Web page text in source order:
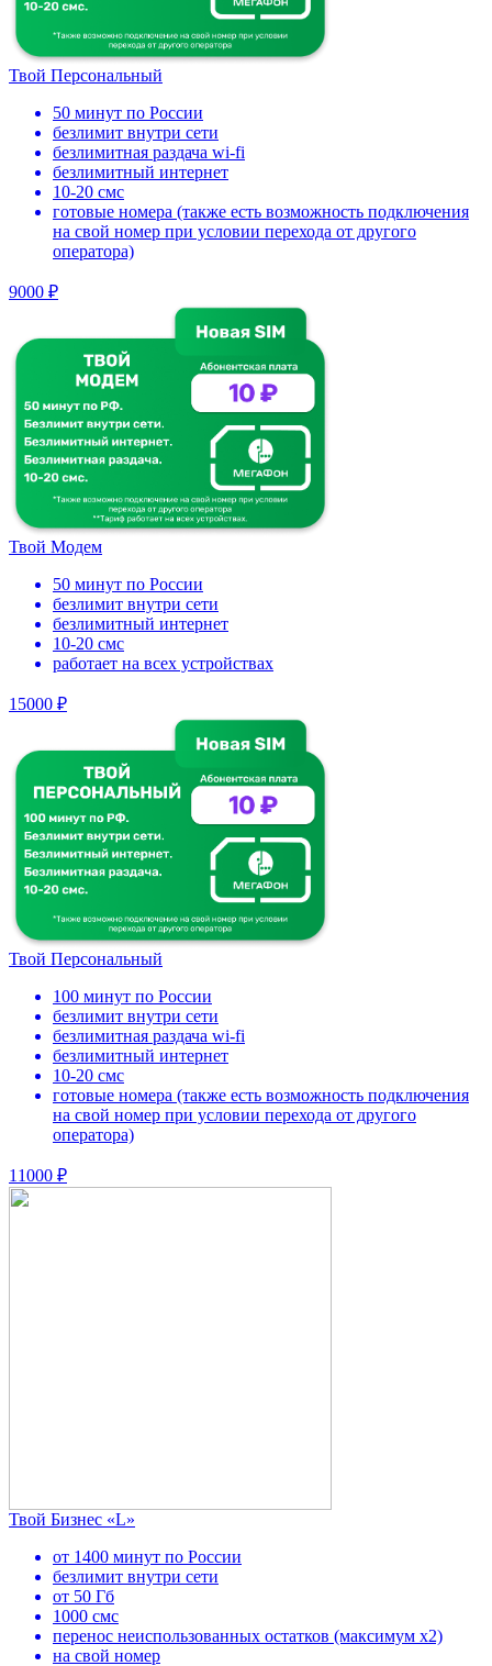
Твой Персональный
50 минут по России
безлимит внутри сети
безлимитная раздача wi-fi
безлимитный интернет
10-20 смс
готовые номера (также есть возможность подключения
на свой номер при условии перехода от другого
оператора)
9000 ₽
Твой Модем
50 минут по России
безлимит внутри сети
безлимитный интернет
10-20 смс
работает на всех устройствах
15000 ₽
Твой Персональный
100 минут по России
безлимит внутри сети
безлимитная раздача wi-fi
безлимитный интернет
10-20 смс
готовые номера (также есть возможность подключения
на свой номер при условии перехода от другого
оператора)
11000 ₽
Твой Бизнес «L»
от 1400 минут по России
безлимит внутри сети
от 50 Гб
1000 смс
перенос неиспользованных остатков (максимум х2)
на свой номер